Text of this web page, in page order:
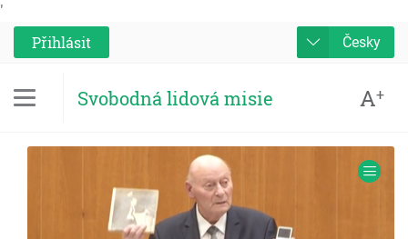
'
Přihlásit
Česky
Svobodná lidová misie A+